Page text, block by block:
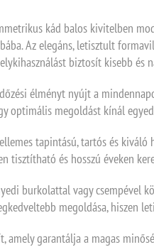
kád balos kivitelben
Az elegáns, letisztult
biztosít kisebb és
élményt nyújt a
optimális megoldást kínál
tapintású, tartós és
tisztítható és hosszú éveken
burkolattal vagy csempével
megoldása, hiszen
amely garantálja a magas